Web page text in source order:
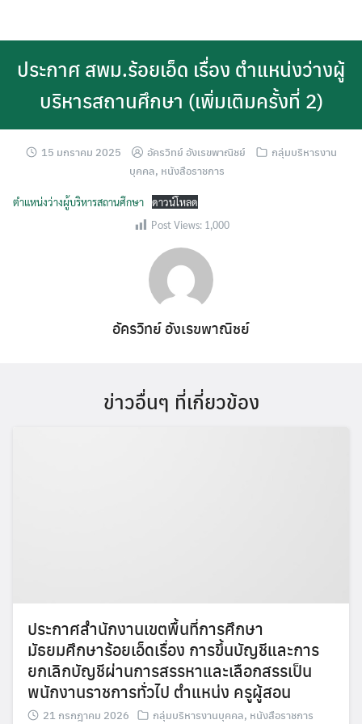
ประกาศ สพม.ร้อยเอ็ด เรื่อง ตำแหน่งว่างผู้
บริหารสถานศึกษา (เพิ่มเติมครั้งที่ 2)
15 มกราคม 2025 อัครวิทย์ อังเรขพาณิชย์
กลุ่มบริหารงาน
บุคคล, หนังสือราชการ
ตำแหน่งว่างผู้บริหารสถานศึกษา ดาวน์โหลด
Post Views: 1,000
อัครวิทย์ อังเรขพาณิชย์
ข่าวอื่นๆ ที่เกี่ยวข้อง
ประกาศสำนักงานเขตพื้นที่การศึกษา
มัธยมศึกษาร้อยเอ็ดเรื่อง การขึ้นบัญชีและการ
ยกเลิกบัญชีผ่านการสรรหาและเลือกสรรเป็น
พนักงานราชการทั่วไป ตำแหน่ง ครูผู้สอน
21 กรกฎาคม 2026 กลุ่มบริหารงานบุคคล, หนังสือราชการ